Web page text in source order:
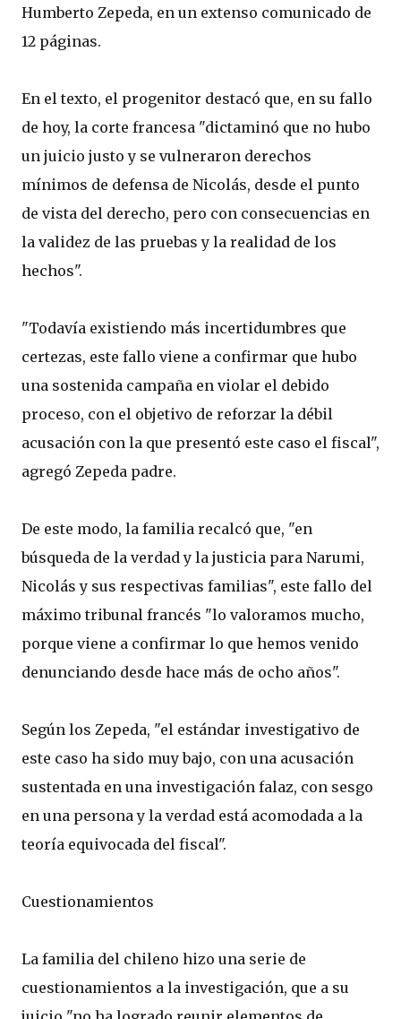
Humberto Zepeda, en un extenso comunicado de
12 páginas.
En el texto, el progenitor destacó que, en su fallo
de hoy, la corte francesa "dictaminó que no hubo
un juicio justo y se vulneraron derechos
mínimos de defensa de Nicolás, desde el punto
de vista del derecho, pero con consecuencias en
la validez de las pruebas y la realidad de los
hechos".
"Todavía existiendo más incertidumbres que
certezas, este fallo viene a confirmar que hubo
una sostenida campaña en violar el debido
proceso, con el objetivo de reforzar la débil
acusación con la que presentó este caso el fiscal",
agregó Zepeda padre.
De este modo, la familia recalcó que, "en
búsqueda de la verdad y la justicia para Narumi,
Nicolás y sus respectivas familias", este fallo del
máximo tribunal francés "lo valoramos mucho,
porque viene a confirmar lo que hemos venido
denunciando desde hace más de ocho años".
Según los Zepeda, "el estándar investigativo de
este caso ha sido muy bajo, con una acusación
sustentada en una investigación falaz, con sesgo
en una persona y la verdad está acomodada a la
teoría equivocada del fiscal".
Cuestionamientos
La familia del chileno hizo una serie de
cuestionamientos a la investigación, que a su